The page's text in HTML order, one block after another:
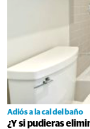
Adiós a la cal del baño
¿Y si pudieras